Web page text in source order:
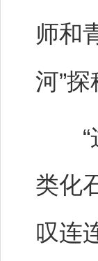
师和
河”探
“这
类化
叹连